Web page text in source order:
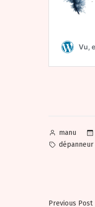
Posted
by
manu
Tags:
Previous Post